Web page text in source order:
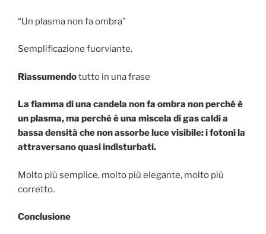
“Un plasma non fa ombra”
Semplificazione fuorviante.
Riassumendotutto in una frase
La fiamma di una candela non fa ombra non perché è
un plasma, ma perché è una miscela di gas caldi a
bassa densità che non assorbe luce visibile: i fotoni la
attraversano quasi indisturbati.
Molto più semplice, molto più elegante, molto più
corretto.
Conclusione